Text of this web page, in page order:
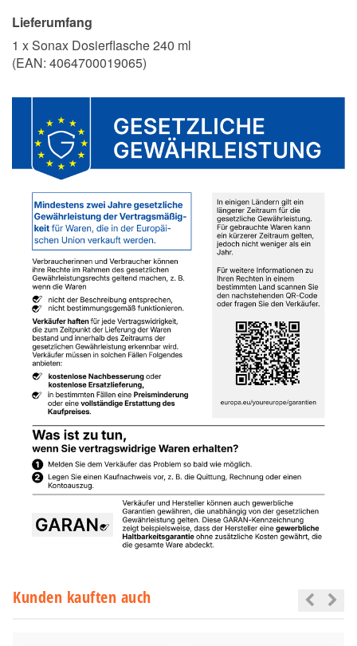
Lieferumfang
1 x Sonax Dosierflasche 240 ml
(EAN: 4064700019065)
Kunden kauften auch